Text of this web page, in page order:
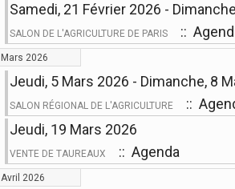
Samedi, 21 Février 2026 -
SALON DE L'AGRICULTURE DE PARIS ::
Mars 2026
Jeudi, 5 Mars 2026 - Dimanche, 8
SALON RÉGIONAL DE L'AGRICULTURE
::
Jeudi, 19 Mars 2026
VENTE DE TAUREAUX :: Agenda
Avril 2026